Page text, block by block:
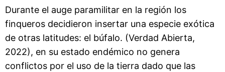
Durante el auge paramilitar en la región los
finqueros decidieron insertar una especie exótica
de otras latitudes: el búfalo. (Verdad Abierta,
2022), en su estado endémico no genera
conflictos por el uso de la tierra dado que las